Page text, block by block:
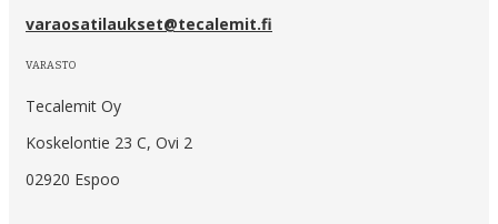
varaosatilaukset@tecalemit.fi
VARASTO
Tecalemit Oy
Koskelontie 23 C, Ovi 2
02920 Espoo